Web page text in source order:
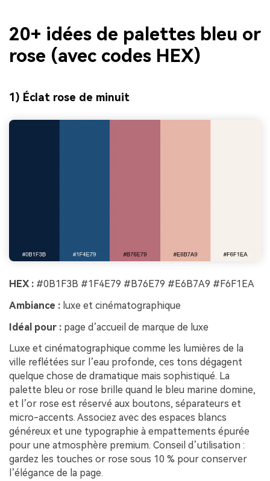
20+ idées de palettes bleu or
rose (avec codes HEX)
1) Éclat rose de minuit
HEX : #0B1F3B #1F4E79 #B76E79 #E6B7A9 #F6F1EA
Ambiance : luxe et cinématographique
Idéal pour : page d’accueil de marque de luxe
Luxe et cinématographique comme les lumières de la
ville reflétées sur l’eau profonde, ces tons dégagent
quelque chose de dramatique mais sophistiqué. La
palette bleu or rose brille quand le bleu marine domine,
et l’or rose est réservé aux boutons, séparateurs et
micro-accents. Associez avec des espaces blancs
généreux et une typographie à empattements épurée
pour une atmosphère premium. Conseil d’utilisation :
gardez les touches or rose sous 10 % pour conserver
l’élégance de la page.